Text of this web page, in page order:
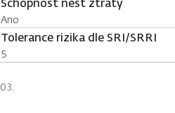
Ano
Tolerance rizika dle SRI/SRRI
5